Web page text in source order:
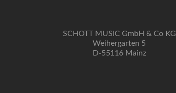
SCHOTT MUSIC GmbH & Co KG
Weihergarten 5
D-55116 Mainz